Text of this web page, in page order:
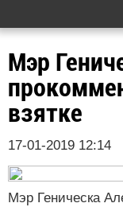
Мэр
взятке
17-01-2019 12:14
Мэр Геническа